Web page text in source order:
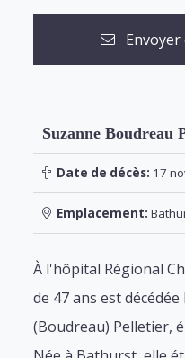
Envoyer
Suzanne Boudreau
Date de décès: 17
Emplacement:
À l'hôpital Régional
de 47 ans est
(Boudreau) Pelletier,